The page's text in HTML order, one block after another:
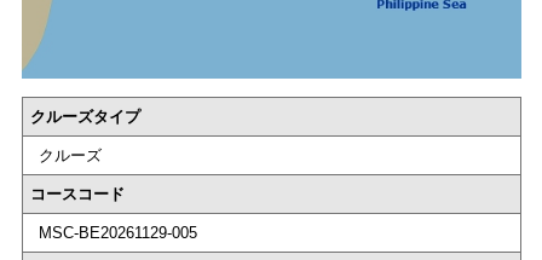
クルーズタイプ
クルーズ
コースコード
MSC-BE20261129-005